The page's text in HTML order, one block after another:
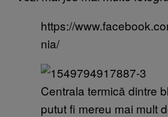
https://
nia/
Centrala termică dintre
putut fi mereu mai mult